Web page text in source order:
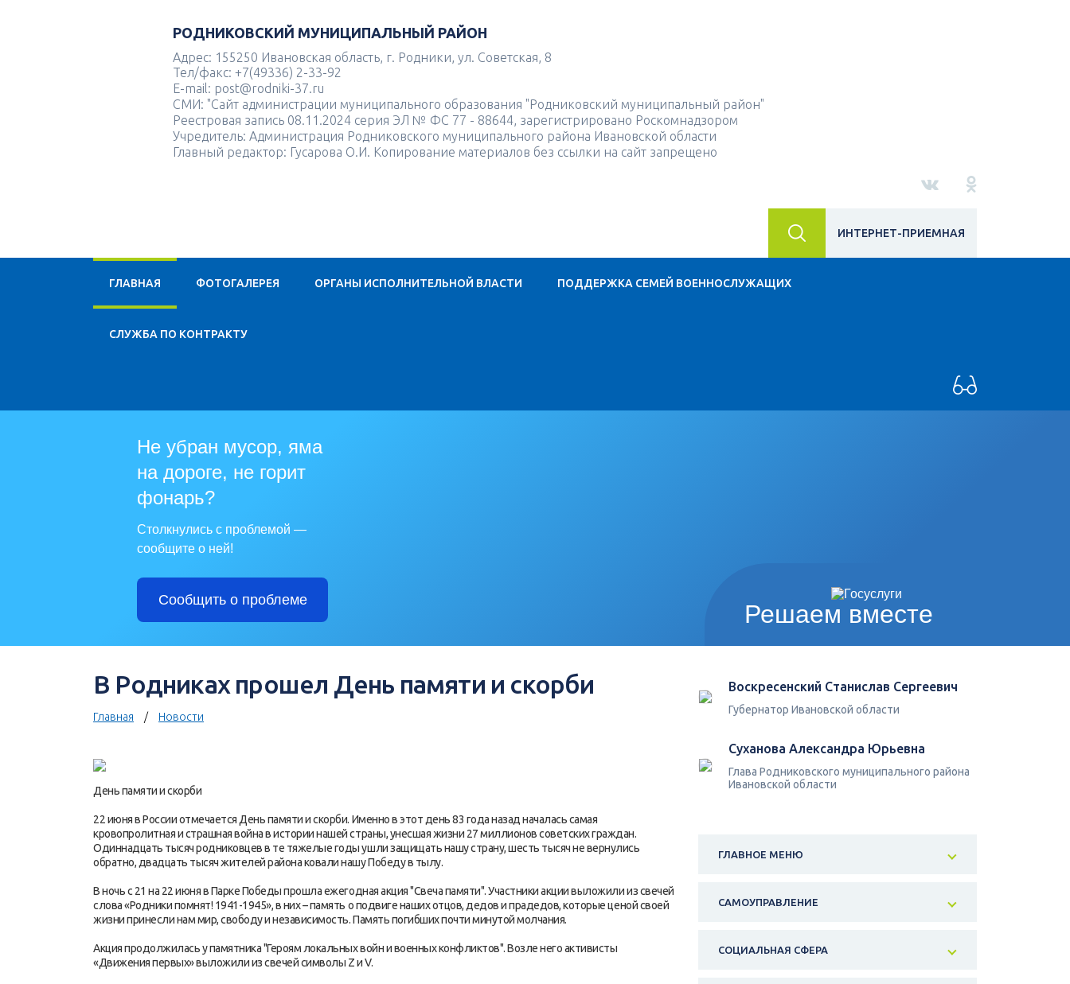
РОДНИКОВСКИЙ МУНИЦИПАЛЬНЫЙ РАЙОН
Адрес: 155250 Ивановская область, г. Родники, ул. Советская, 8
Тел/факс: +7(49336) 2-33-92
E-mail: post@rodniki-37.ru
СМИ: "Сайт администрации муниципального образования "Родниковский муниципальный район"
Реестровая запись 08.11.2024 серия ЭЛ № ФС 77 - 88644, зарегистрировано Роскомнадзором
Учредитель: Администрация Родниковского муниципального района Ивановской области
Главный редактор: Гусарова О.И. Копирование материалов без ссылки на сайт запрещено
ИНТЕРНЕТ-ПРИЕМНАЯ
ГЛАВНАЯ ФОТОГАЛЕРЕЯ ОРГАНЫ ИСПОЛНИТЕЛЬНОЙ ВЛАСТИ ПОДДЕРЖКА СЕМЕЙ ВОЕННОСЛУЖАЩИХ
CЛУЖБА ПО КОНТРАКТУ
Решаем вместе
Не убран мусор, яма
на дороге, не горит
фонарь?
Столкнулись с проблемой —
сообщите о ней!
Сообщить о проблеме
В Родниках прошел День памяти и скорби
Главная Новости
День памяти и скорби
22 июня в России отмечается День памяти и скорби. Именно в этот день 83 года назад началась самая
кровопролитная и страшная война в истории нашей страны, унесшая жизни 27 миллионов советских граждан.
Одиннадцать тысяч родниковцев в те тяжелые годы ушли защищать нашу страну, шесть тысяч не вернулись
обратно, двадцать тысяч жителей района ковали нашу Победу в тылу.
В ночь с 21 на 22 июня в Парке Победы прошла ежегодная акция "Свеча памяти". Участники акции выложили из свечей
слова «Родники помнят! 1941-1945», в них – память о подвиге наших отцов, дедов и прадедов, которые ценой своей
жизни принесли нам мир, свободу и независимость. Память погибших почти минутой молчания.
Акция продолжилась у памятника "Героям локальных войн и военных конфликтов". Возле него активисты
«Движения первых» выложили из свечей символы Z и V.
Воскресенский Станислав Сергеевич
Губернатор Ивановской области
Суханова Александра Юрьевна
Глава Родниковского муниципального района
Ивановской области
ГЛАВНОЕ МЕНЮ
САМОУПРАВЛЕНИЕ
СОЦИАЛЬНАЯ СФЕРА